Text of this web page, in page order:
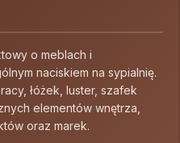
o meblach i
naciskiem na sypialnię.
łóżek, luster, szafek
elementów wnętrza,
oraz marek.